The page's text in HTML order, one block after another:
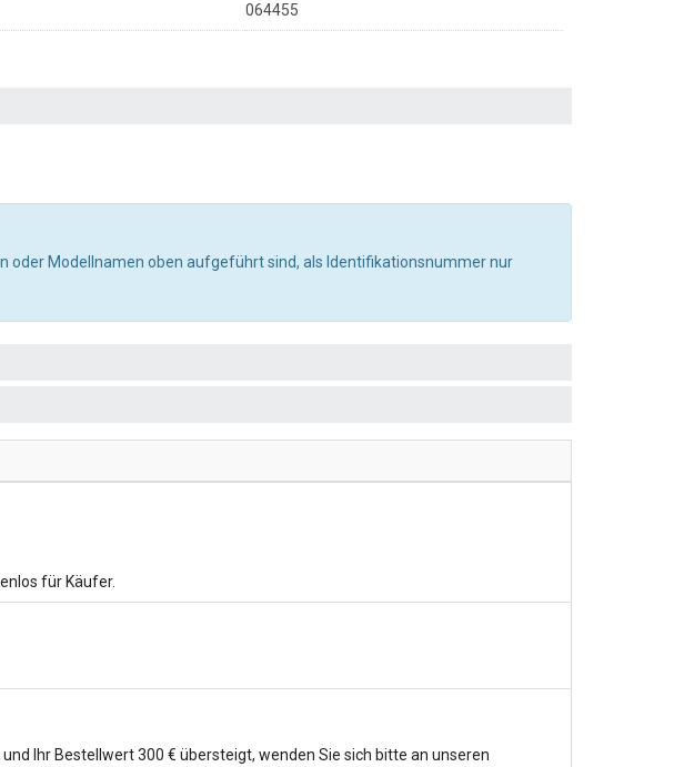
064455
oder Modellnamen oben aufgeführt sind, als Identifikationsnummer nur
für Käufer.
Ihr Bestellwert 300 € übersteigt, wenden Sie sich bitte an unseren